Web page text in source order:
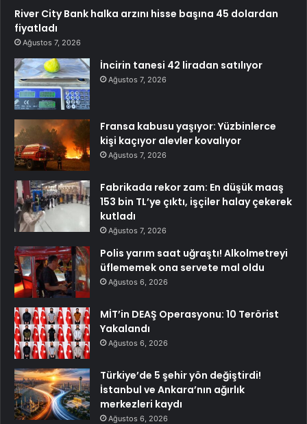
River City Bank halka arzını hisse başına 45 dolardan
fiyatladı
Ağustos 7, 2026
İncirin tanesi 42 liradan satılıyor
Ağustos 7, 2026
Fransa kabusu yaşıyor: Yüzbinlerce
kişi kaçıyor alevler kovalıyor
Ağustos 7, 2026
Fabrikada rekor zam: En düşük maaş
153 bin TL’ye çıktı, işçiler halay çekerek
kutladı
Ağustos 7, 2026
Polis yarım saat uğraştı! Alkolmetreyi
üflememek ona servete mal oldu
Ağustos 6, 2026
MİT’in DEAŞ Operasyonu: 10 Terörist
Yakalandı
Ağustos 6, 2026
Türkiye’de 5 şehir yön değiştirdi!
İstanbul ve Ankara’nın ağırlık
merkezleri kaydı
Ağustos 6, 2026